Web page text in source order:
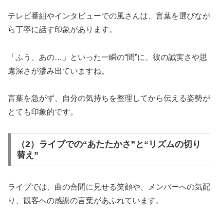
テレビ番組やインタビューでの風さんは、言葉を選びなが
ら丁寧に話す印象があります。
「ふう、あの…」といった一瞬の“間”に、彼の誠実さや思
慮深さが滲み出ていますね。
言葉を急がず、自分の気持ちを整理してから伝える姿勢が
とても印象的です。
（2）ライブでの“あたたかさ”と“リズムの切り
替え”
ライブでは、曲の合間に見せる笑顔や、メンバーへの気配
り、観客への感謝の言葉があふれています。